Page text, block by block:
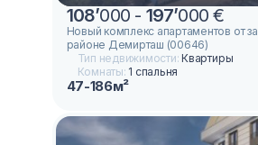
108’000 - 197’000 €
Новый комплекс апартаментов от
районе Демирташ (00646)
Тип недвижимости:Квартиры
Комнаты: 1 спальня
47-186м²